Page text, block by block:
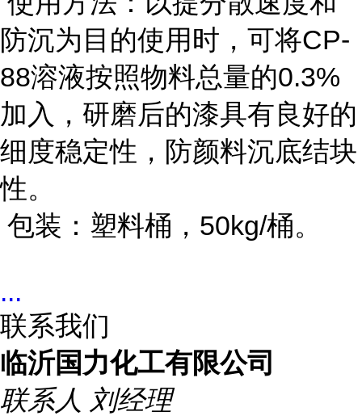
防沉为目的使用时，可将CP-
88溶液按照物料总量的0.3%
加入，研磨后的漆具有良好的
细度稳定性，防颜料沉底结块
性。
包装：塑料桶，50kg/桶。
...
联系我们
临沂国力化工有限公司
联系人 刘经理